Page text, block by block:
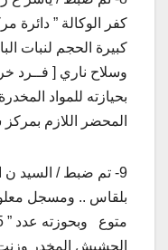
كفر الوكالة ” دائرة
وسلاح ناري [ فــرد
بحيازته للمواد المخدرة
المحضر اللازم